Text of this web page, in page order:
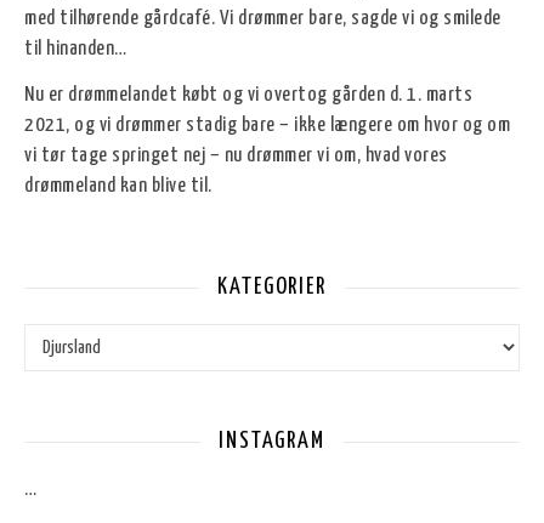
med tilhørende gårdcafé. Vi drømmer bare, sagde vi og smilede
til hinanden…
Nu er drømmelandet købt og vi overtog gården d. 1. marts
2021, og vi drømmer stadig bare – ikke længere om hvor og om
vi tør tage springet nej – nu drømmer vi om, hvad vores
drømmeland kan blive til.
KATEGORIER
Kategorier
INSTAGRAM
…